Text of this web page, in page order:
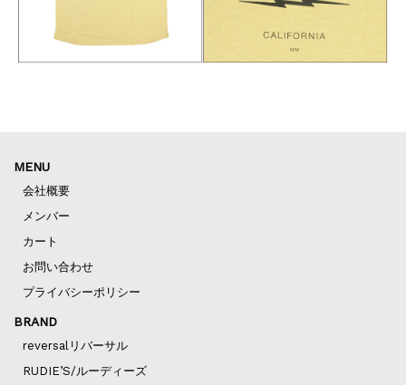
MENU
会社概要
メンバー
カート
お問い合わせ
プライバシーポリシー
BRAND
reversalリバーサル
RUDIE’S/ルーディーズ